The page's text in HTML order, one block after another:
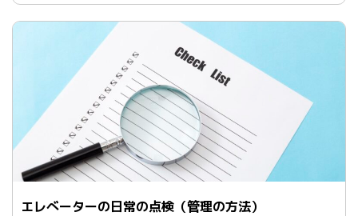
エレべーターの日常の点検（管理の方法）